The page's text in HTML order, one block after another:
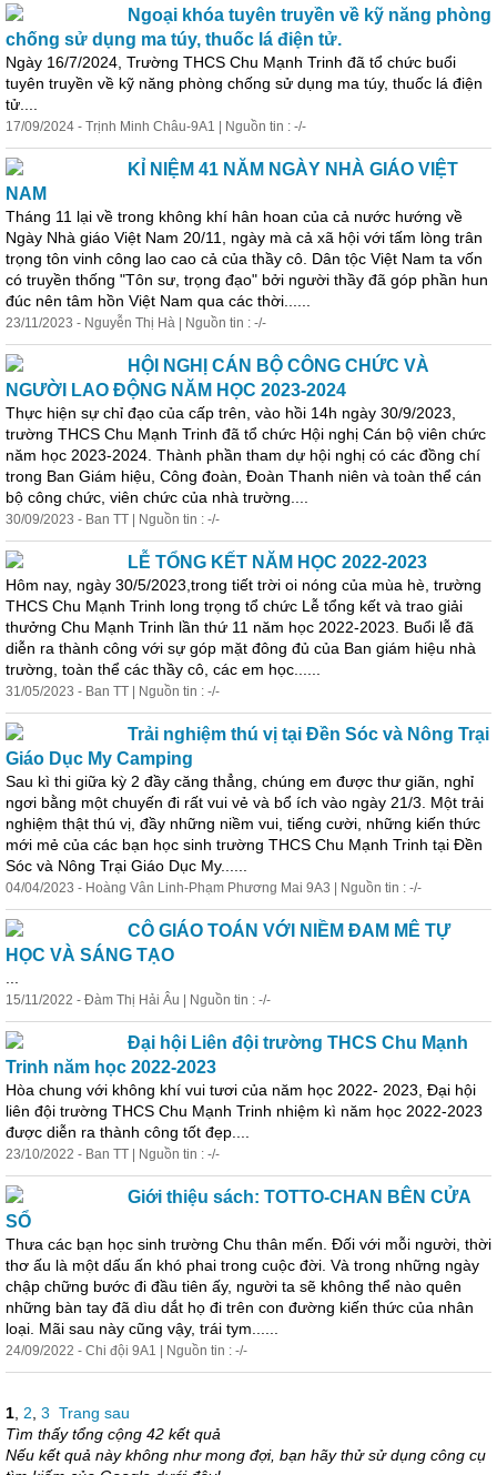
Ngoại khóa tuyên truyền về kỹ năng phòng
chống sử dụng ma túy, thuốc lá điện tử.
Ngày 16/7/2024, Trường THCS Chu Mạnh Trinh đã tổ chức buổi
tuyên truyền về kỹ năng phòng chống sử dụng ma túy, thuốc lá điện
tử....
17/09/2024 - Trịnh Minh Châu-9A1 | Nguồn tin : -/-
KỈ NIỆM 41 NĂM NGÀY NHÀ GIÁO VIỆT
NAM
Tháng 11 lại về trong không khí hân hoan của cả nước hướng về
Ngày Nhà giáo Việt Nam 20/11, ngày mà cả xã hội với tấm lòng trân
trọng tôn vinh công lao cao cả của thầy cô. Dân tộc Việt Nam ta vốn
có truyền thống "Tôn sư, trọng đạo" bởi người thầy đã góp phần hun
đúc nên tâm hồn Việt Nam qua các thời......
23/11/2023 - Nguyễn Thị Hà | Nguồn tin : -/-
HỘI NGHỊ CÁN BỘ CÔNG CHỨC VÀ
NGƯỜI LAO ĐỘNG NĂM HỌC 2023-2024
Thực hiện sự chỉ đạo của cấp trên, vào hồi 14h ngày 30/9/2023,
trường THCS Chu Mạnh Trinh đã tổ chức Hội nghị Cán bộ viên chức
năm học 2023-2024. Thành phần tham dự hội nghị có các đồng chí
trong Ban Giám hiệu, Công đoàn, Đoàn Thanh niên và toàn thể cán
bộ công chức, viên chức của nhà trường....
30/09/2023 - Ban TT | Nguồn tin : -/-
LỄ TỔNG KẾT NĂM HỌC 2022-2023
Hôm nay, ngày 30/5/2023,trong tiết trời oi nóng của mùa hè, trường
THCS Chu Mạnh Trinh long trọng tổ chức Lễ tổng kết và trao giải
thưởng Chu Mạnh Trinh lần thứ 11 năm học 2022-2023. Buổi lễ đã
diễn ra thành công với sự góp mặt đông đủ của Ban giám hiệu nhà
trường, toàn thể các thầy cô, các em học......
31/05/2023 - Ban TT | Nguồn tin : -/-
Trải nghiệm thú vị tại Đền Sóc và Nông Trại
Giáo Dục My Camping
Sau kì thi giữa kỳ 2 đầy căng thẳng, chúng em được thư giãn, nghỉ
ngơi bằng một chuyến đi rất vui vẻ và bổ ích vào ngày 21/3. Một trải
nghiệm thật thú vị, đầy những niềm vui, tiếng cười, những kiến thức
mới mẻ của các bạn học sinh trường THCS Chu Mạnh Trinh tại Đền
Sóc và Nông Trại Giáo Dục My......
04/04/2023 - Hoàng Vân Linh-Phạm Phương Mai 9A3 | Nguồn tin : -/-
CÔ GIÁO TOÁN VỚI NIỀM ĐAM MÊ TỰ
HỌC VÀ SÁNG TẠO
15/11/2022 - Đàm Thị Hải Âu | Nguồn tin : -/-
Đại hội Liên đội trường THCS Chu Mạnh
Trinh năm học 2022-2023
Hòa chung với không khí vui tươi của năm học 2022- 2023, Đại hội
liên đội trường THCS Chu Mạnh Trinh nhiệm kì năm học 2022-2023
được diễn ra thành công tốt đẹp....
23/10/2022 - Ban TT | Nguồn tin : -/-
Giới thiệu sách: TOTTO-CHAN BÊN CỬA
SỔ
Thưa các bạn học sinh trường Chu thân mến. Đối với mỗi người, thời
thơ ấu là một dấu ấn khó phai trong cuộc đời. Và trong những ngày
chập chững bước đi đầu tiên ấy, người ta sẽ không thể nào quên
những bàn tay đã dìu dắt họ đi trên con đường kiến thức của nhân
loại. Mãi sau này cũng vậy, trái tym......
24/09/2022 - Chi đội 9A1 | Nguồn tin : -/-
1 2 3 Trang sau
Tìm thấy tổng cộng 42 kết quả
Nếu kết quả này không như mong đợi, bạn hãy thử sử dụng công cụ